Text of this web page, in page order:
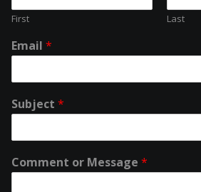
First Last
Email *
Subject *
Comment or Message *